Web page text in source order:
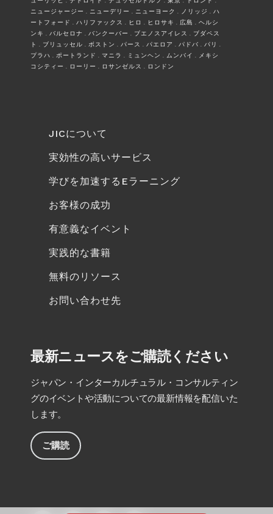
ニュージャージー . ニューデリー . ニューヨーク . ノリッジ . ハ
ートフォード . ハリファックス . ヒロ . ヒロサキ . 広島 . ヘルシ
ンキ . バルセロナ . バンクーバー . ブエノスアイレス . ブダペス
ト . ブリュッセル . ボストン . パース . パエロア . パドバ . パリ .
プラハ . ポートランド . マニラ . ミュンヘン . ムンバイ . メキシ
コシティー . ローリー . ロサンゼルス . ロンドン
JICについて
実効性の高いサービス
学びを加速するEラーニング
お客様の成功
有意義なイベント
実践的な書籍
無料のリソース
お問い合わせ先
最新ニュースをご購読ください
ジャパン・インターカルチュラル・コンサルティン
グのイベントや活動についての最新情報を配信いた
します。
ご購読